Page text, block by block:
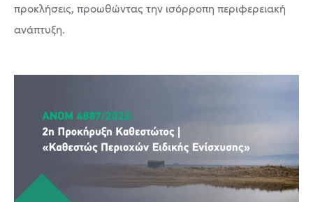
προκλήσεις, προωθώντας την ισόρροπη περιφερειακή
ανάπτυξη.